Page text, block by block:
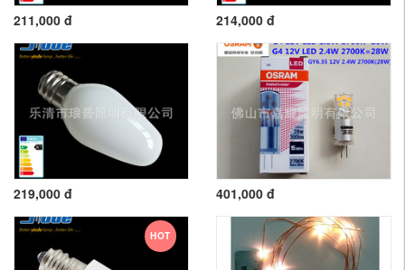
211,000 đ 214,000 đ
219,000 đ 401,000 đ
HOT